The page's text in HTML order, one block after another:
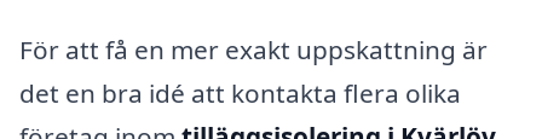
För att få en mer exakt uppskattning är
det en bra idé att kontakta flera olika